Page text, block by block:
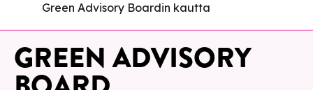
Green Advisory Boardin kautta
GREEN ADVISORY